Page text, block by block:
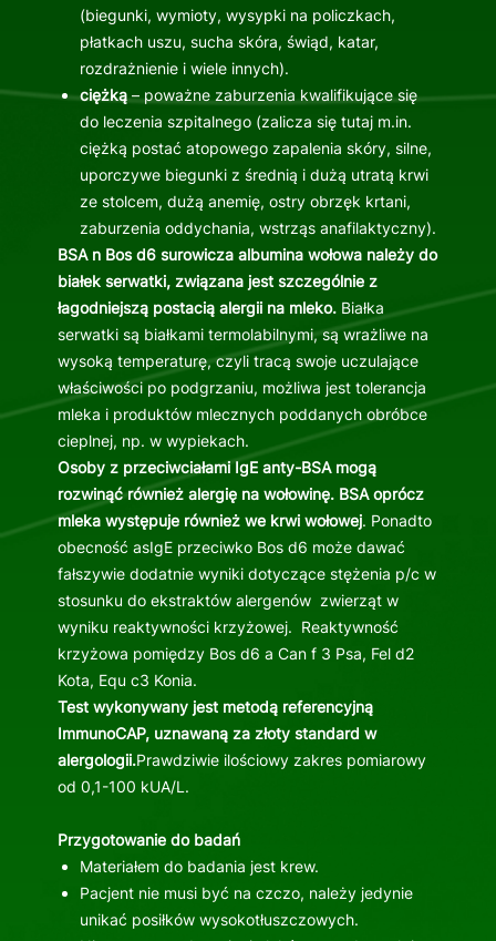
(biegunki, wymioty, wysypki na policzkach,
płatkach uszu, sucha skóra, świąd, katar,
rozdrażnienie i wiele innych).
ciężką– poważne zaburzenia kwalifikujące się
do leczenia szpitalnego (zalicza się tutaj m.in.
ciężką postać atopowego zapalenia skóry, silne,
uporczywe biegunki z średnią i dużą utratą krwi
ze stolcem, dużą anemię, ostry obrzęk krtani,
zaburzenia oddychania, wstrząs anafilaktyczny).
BSA n Bos d6 surowicza albumina wołowa należy do
białek serwatki, związana jest szczególnie z
łagodniejszą postacią alergii na mleko.Białka
serwatki są białkami termolabilnymi, są wrażliwe na
wysoką temperaturę, czyli tracą swoje uczulające
właściwości po podgrzaniu, możliwa jest tolerancja
mleka i produktów mlecznych poddanych obróbce
cieplnej, np. w wypiekach.
Osoby z przeciwciałami IgE anty-BSA mogą
rozwinąć również alergię na wołowinę. BSA oprócz
mleka występuje również we krwi wołowej. Ponadto
obecność asIgE przeciwko Bos d6 może dawać
fałszywie dodatnie wyniki dotyczące stężenia p/c w
stosunku do ekstraktów alergenów zwierząt w
wyniku reaktywności krzyżowej. Reaktywność
krzyżowa pomiędzy Bos d6 a Can f 3 Psa, Fel d2
Kota, Equ c3 Konia.
Test wykonywany jest metodą referencyjną
ImmunoCAP, uznawaną za złoty standard w
alergologii.Prawdziwie ilościowy zakres pomiarowy
od 0,1-100 kUA/L.
Przygotowanie do badań
Materiałem do badania jest krew.
Pacjent nie musi być na czczo, należy jedynie
unikać posiłków wysokotłuszczowych.